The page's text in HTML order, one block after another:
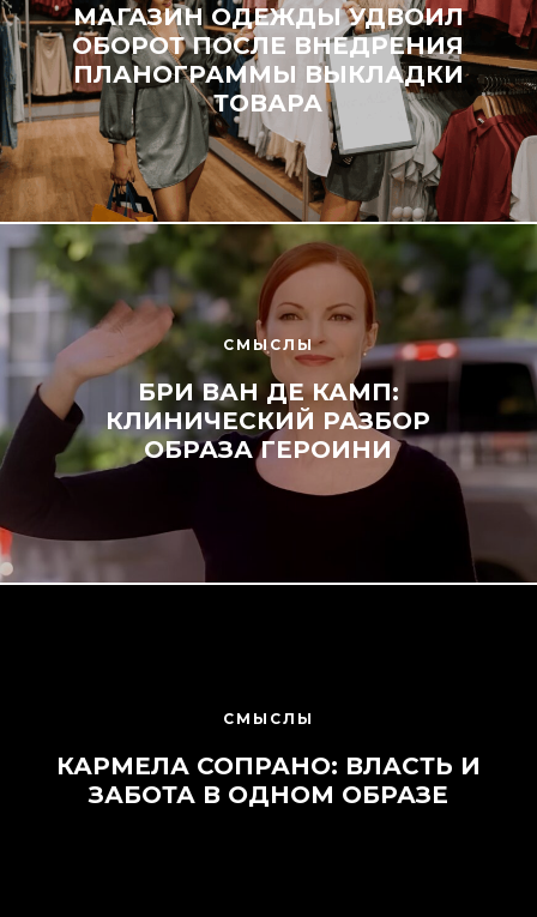
МАГАЗИН ОДЕЖДЫ УДВОИЛ
ОБОРОТ ПОСЛЕ ВНЕДРЕНИЯ
ПЛАНОГРАММЫ ВЫКЛАДКИ
ТОВАРА
СМЫСЛЫ
БРИ ВАН ДЕ КАМП:
КЛИНИЧЕСКИЙ РАЗБОР
ОБРАЗА ГЕРОИНИ
СМЫСЛЫ
КАРМЕЛА СОПРАНО: ВЛАСТЬ И
ЗАБОТА В ОДНОМ ОБРАЗЕ